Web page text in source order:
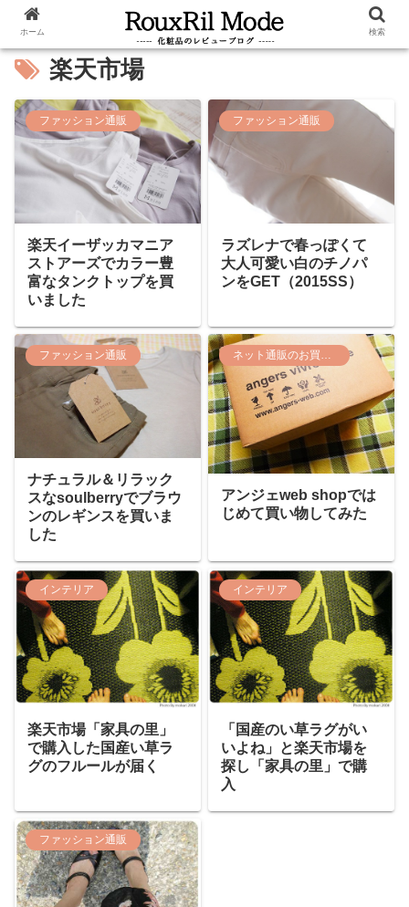
楽天市場
ファッション通販
楽天イーザッカマニア
ストアーズでカラー豊
富なタンクトップを買
いました
ファッション通販
ラズレナで春っぽくて
大人可愛い白のチノパ
ンをGET（2015SS）
ファッション通販
ナチュラル＆リラック
スなsoulberryでブラウ
ンのレギンスを買いま
した
ネット通販のお買い物レポート
アンジェweb shopでは
じめて買い物してみた
インテリア
楽天市場「家具の里」
で購入した国産い草ラ
グのフルールが届く
インテリア
「国産のい草ラグがい
いよね」と楽天市場を
探し「家具の里」で購
入
ファッション通販
ホーム 検索